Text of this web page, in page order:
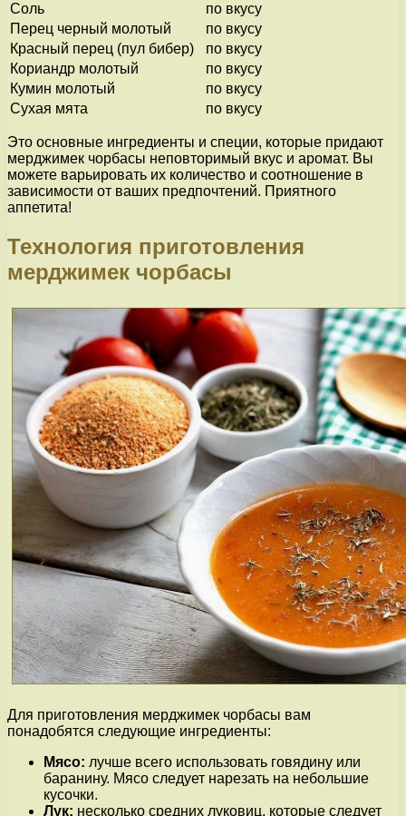
Соль
по вкусу
Перец черный молотый
по вкусу
Красный перец (пул бибер)
по вкусу
Кориандр молотый
по вкусу
Кумин молотый
по вкусу
Сухая мята
по вкусу
Это основные ингредиенты и специи, которые придают
мерджимек чорбасы неповторимый вкус и аромат. Вы
можете варьировать их количество и соотношение в
зависимости от ваших предпочтений. Приятного
аппетита!
Технология приготовления
мерджимек чорбасы
Для приготовления мерджимек чорбасы вам
понадобятся следующие ингредиенты:
Мясо: лучше всего использовать говядину или
баранину. Мясо следует нарезать на небольшие
кусочки.
Лук: несколько средних луковиц, которые следует